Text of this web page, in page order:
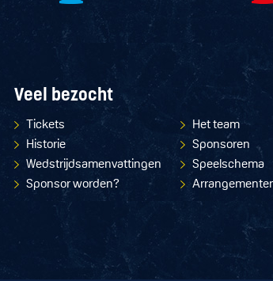
Veel bezocht
Tickets
Het team
Historie
Sponsoren
Wedstrijdsamenvattingen
Speelschema
Sponsor worden?